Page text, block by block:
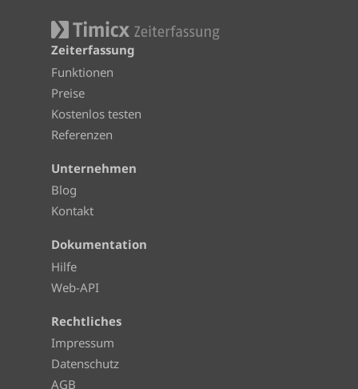
Zeiterfassung
Funktionen
Preise
Kostenlos testen
Referenzen
Unternehmen
Blog
Kontakt
Dokumentation
Hilfe
Web-API
Rechtliches
Impressum
Datenschutz
AGB